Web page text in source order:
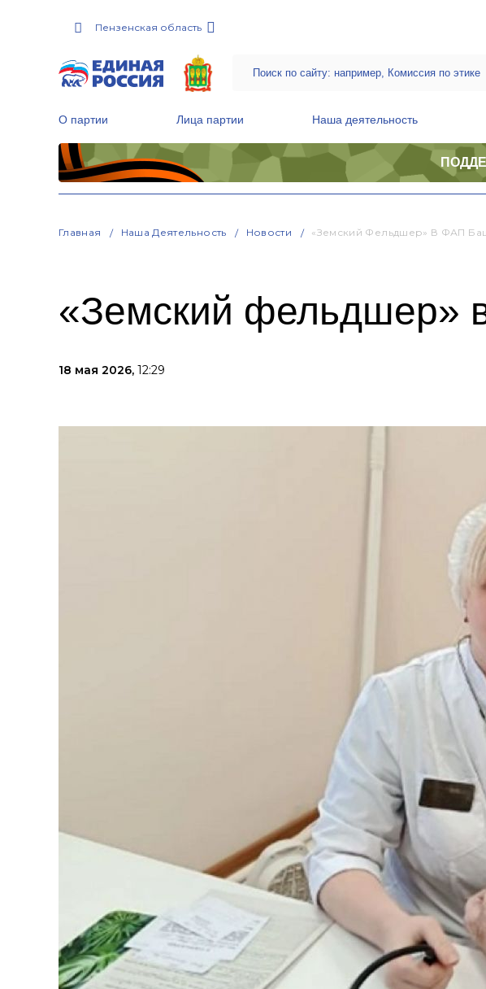
Пензенская область
О партии Лица партии Наша деятельность
Главная Наша Деятельность Новости «Земский Фельдшер» В ФАП
«Земский фельдшер»
18 мая 2026, 12:29